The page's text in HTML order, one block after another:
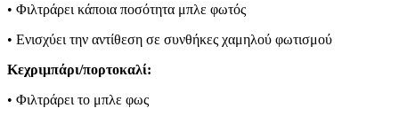
• Φιλτράρει κάποια ποσότητα μπλε φωτός
• Ενισχύει την αντίθεση σε συνθήκες χαμηλού φωτισμού
Κεχριμπάρι/πορτοκαλί:
• Φιλτράρει το μπλε φως